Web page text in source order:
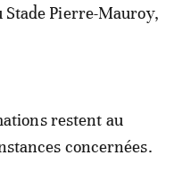
Pierre-Mauroy,
restent au
concernées.